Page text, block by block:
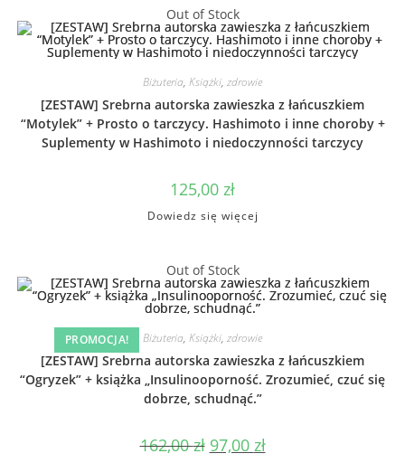
Out of Stock
Biżuteria, Książki, zdrowie
[ZESTAW] Srebrna autorska zawieszka z łańcuszkiem
“Motylek” + Prosto o tarczycy. Hashimoto i inne choroby +
Suplementy w Hashimoto i niedoczynności tarczycy
125,00 zł
Dowiedz się więcej
Out of Stock
PROMOCJA! Biżuteria, Książki, zdrowie
[ZESTAW] Srebrna autorska zawieszka z łańcuszkiem
“Ogryzek” + książka „Insulinooporność. Zrozumieć, czuć się
dobrze, schudnąć.”
162,00zł 97,00 zł